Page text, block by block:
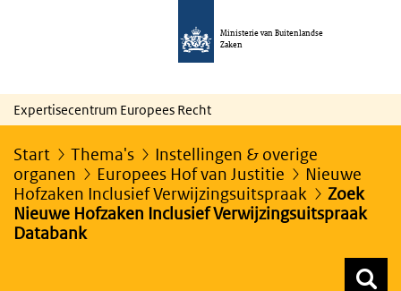
Ministerie van Buitenlandse
Zaken
Expertisecentrum Europees Recht
Start Thema's
Instellingen & overige
organen
Europees Hof van Justitie
Nieuwe
Hofzaken Inclusief Verwijzingsuitspraak
Zoek
Nieuwe Hofzaken Inclusief Verwijzingsuitspraak
Databank